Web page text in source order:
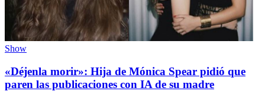
Show
«Déjenla morir»: Hija de Mónica Spear pidió que
paren las publicaciones con IA de su madre